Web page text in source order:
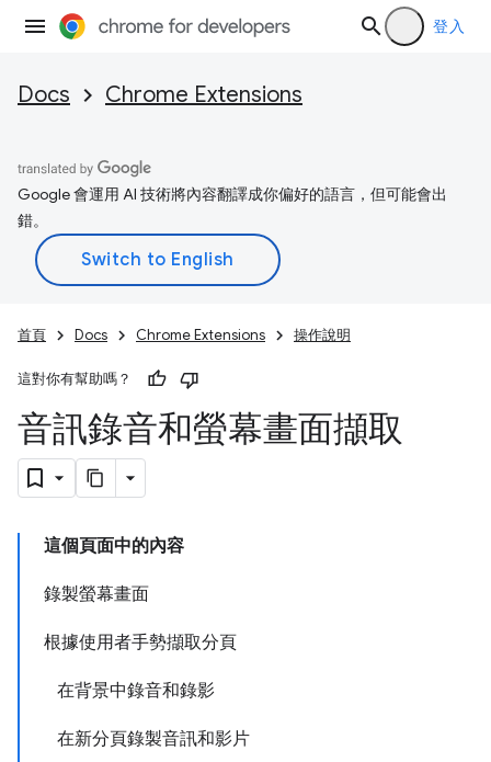
登入
Docs Chrome Extensions
Google 會運用 AI 技術將內容翻譯成你偏好的語言，但可能會出
錯。
首頁 Docs Chrome Extensions 操作說明
這對你有幫助嗎？
音訊錄音和螢幕畫面擷取
這個頁面中的內容
錄製螢幕畫面
根據使用者手勢擷取分頁
在背景中錄音和錄影
在新分頁錄製音訊和影片